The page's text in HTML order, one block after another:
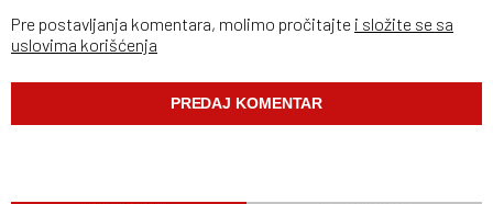
Pre postavljanja komentara, molimo pročitajte i složite se sa
uslovima korišćenja